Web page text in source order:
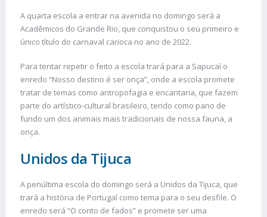
A quarta escola a entrar na avenida no domingo será a
Acadêmicos do Grande Rio, que conquistou o seu primeiro e
único título do carnaval carioca no ano de 2022.
Para tentar repetir o feito a escola trará para a Sapucaí o
enredo “Nosso destino é ser onça”, onde a escola promete
tratar de temas como antropofagia e encantaria, que fazem
parte do artístico-cultural brasileiro, tendo como pano de
fundo um dos animais mais tradicionais de nossa fauna, a
onça.
Unidos da Tijuca
A penúltima escola do domingo será a Unidos da Tijuca, que
trará a história de Portugal como tema para o seu desfile. O
enredo será “O conto de fados” e promete ser uma